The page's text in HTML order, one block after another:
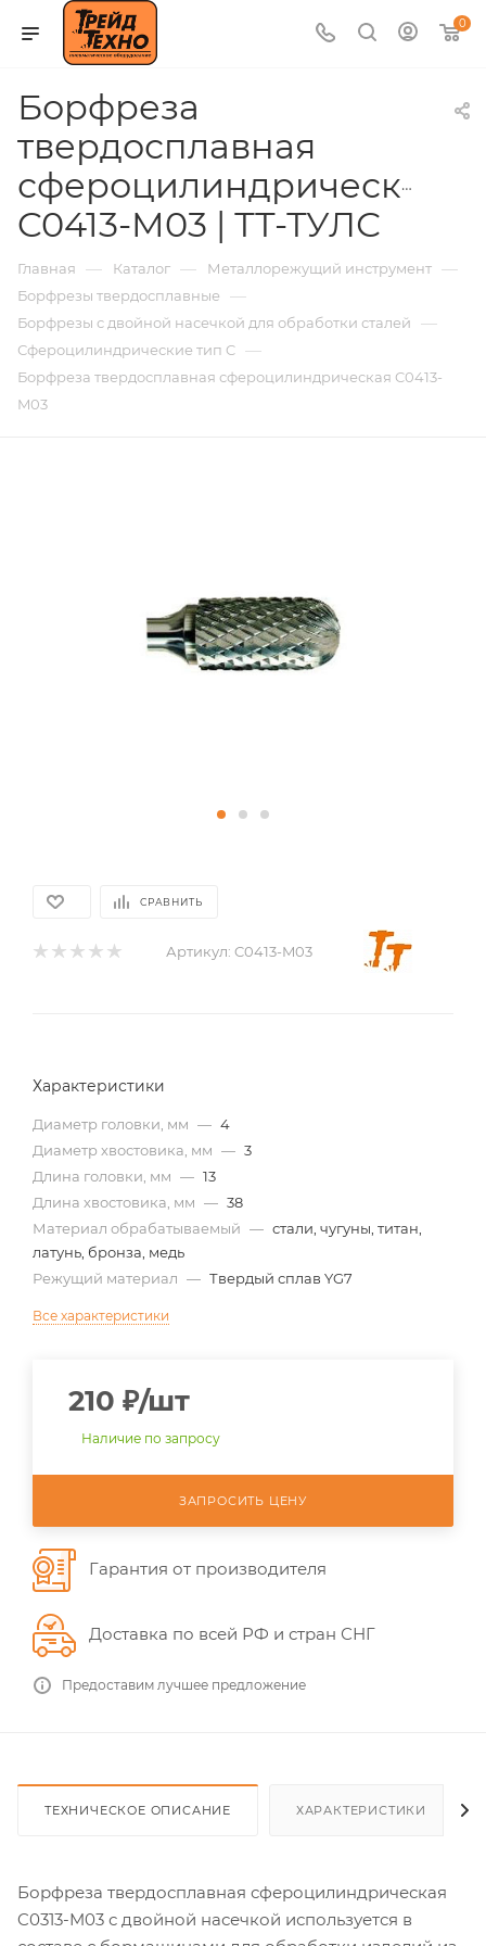
0
Борфреза
твердосплавная
сфероцилиндрическая
C0413-M03 | ТТ-ТУЛС
Главная — Каталог — Металлорежущий инструмент —
Борфрезы твердосплавные —
Борфрезы с двойной насечкой для обработки сталей —
Сфероцилиндрические тип C —
Борфреза твердосплавная сфероцилиндрическая C0413-
M03
СРАВНИТЬ
Артикул: C0413-M03
Характеристики
Диаметр головки, мм — 4
Диаметр хвостовика, мм — 3
Длина головки, мм — 13
Длина хвостовика, мм — 38
Материал обрабатываемый — стали, чугуны, титан,
латунь, бронза, медь
Режущий материал — Твердый сплав YG7
Все характеристики
210 ₽/шт
Наличие по запросу
ЗАПРОСИТЬ ЦЕНУ
Гарантия от производителя
Доставка по всей РФ и стран СНГ
Предоставим лучшее предложение
ТЕХНИЧЕСКОЕ ОПИСАНИЕ ХАРАКТЕРИСТИКИ
Борфреза твердосплавная сфероцилиндрическая
C0313-M03 с двойной насечкой используется в